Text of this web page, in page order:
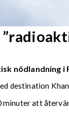
nödlandning i
destination
att